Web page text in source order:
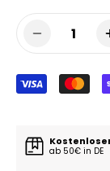
1
ab 50€ in DE